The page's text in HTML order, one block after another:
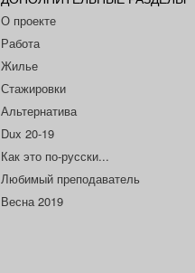
О проекте
Работа
Жилье
Стажировки
Альтернатива
Dux 20-19
Как это по-русски...
Любимый преподаватель
Весна 2019